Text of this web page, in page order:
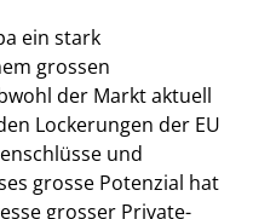
ein stark
grossen
der Markt aktuell
Lockerungen der EU
und
grosse Potenzial hat
grosser Private-